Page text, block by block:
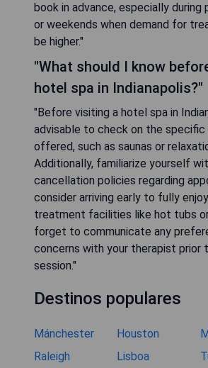
book in advance, especially during
or weekends when demand for
be higher."
"What should I know
hotel spa in Indianapolis?"
"Before visiting a hotel spa in
advisable to check on the specific
offered, such as saunas or
Additionally, familiarize yourself
cancellation policies regarding
consider arriving early to fully
treatment facilities like hot tubs or
forget to communicate any
concerns with your therapist prior
session."
Destinos populares
Mánchester Houston
Raleigh
Lisboa